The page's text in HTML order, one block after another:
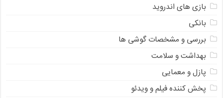
بازی های اندروید
بانکی
بررسی و مشخصات گوشی ها
بهداشت و سلامت
پازل و معمایی
پخش کننده فیلم و ویدئو